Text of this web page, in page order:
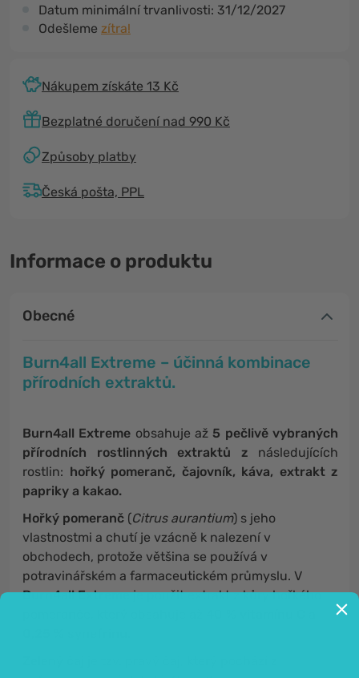
Datum minimální trvanlivosti: 31/12/2027
Odešleme zítra!
Nákupem získáte 13 Kč
Bezplatné doručení nad 990 Kč
Způsoby platby
Česká pošta, PPL
Informace o produktu
Obecné
Burn4all Extreme – účinná kombinace
přírodních extraktů.
Burn4all Extreme obsahuje až 5 pečlivě vybraných
přírodních rostlinných extraktů z následujících
rostlin: hořký pomeranč, čajovník, káva, extrakt z
papriky a kakao.
Hořký pomeranč (Citrus aurantium) s jeho
vlastnostmi a chutí je vzácně k nalezení v
obchodech, protože většina se používá v
potravinářském a farmaceutickém průmyslu. V
Burn4all Extremeje použit extrakt z kůry hořkého